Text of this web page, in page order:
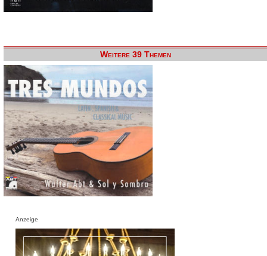
Weitere 39 Themen
Anzeige